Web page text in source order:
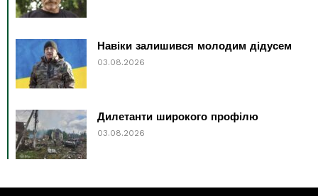
Навіки залишився молодим дідусем
03.08.2026
Дилетанти широкого профілю
03.08.2026